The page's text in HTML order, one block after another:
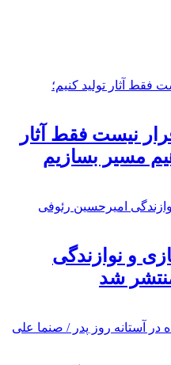
نیست فقط آثار
مسیر بسازیم
و نوازندگی
شد